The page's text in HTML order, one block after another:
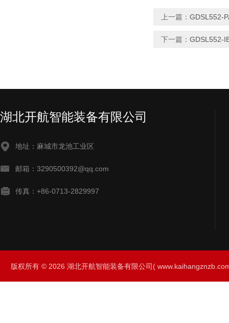
上一篇： GDSL552-
下一篇： GDSL552-
湖北开航智能装备有限公司
地址：麻城市龙池工业区
邮箱：3290500392@qq.com
传真：+86-0713-2829997
版权所有 © 2026 湖北开航智能装备有限公司(